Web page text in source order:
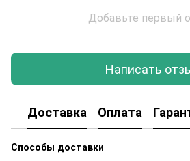
Добавьте первый
Написать
Доставка Оплата
Способы доставки